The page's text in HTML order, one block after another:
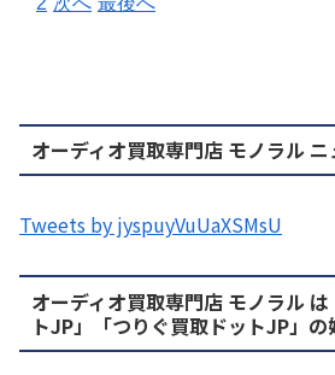
オーディオ買取専門店 モノラル ニ
Tweets by jyspuyVuUaXSMsU
オーディオ買取専門店 モノラル
トJP」「つりぐ買取ドットJP」の